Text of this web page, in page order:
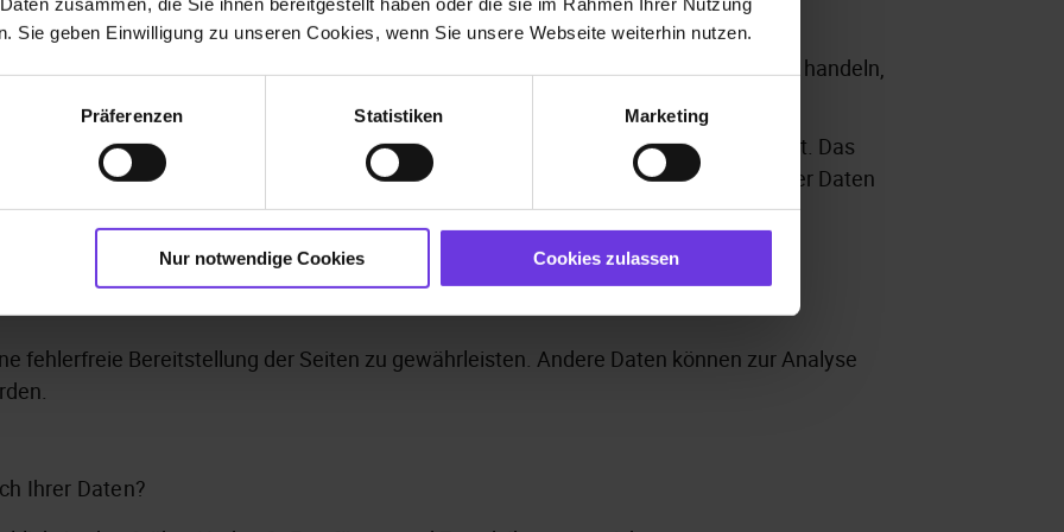
Sie geben Einwilligung zu unseren Cookies, wenn Sie unsere Webseite weiterhin nutzen.
Präferenzen Statistiken Marketing
Nur notwendige Cookies Cookies zulassen
dass Sie uns diese mitteilen. Hierbei kann es sich beispielsweise um Daten handeln,
nach Ihrer Einwilligung beim Besuch der Netzseite durch unsere IT-Systeme erfasst. Das
Betriebssystem oder Uhrzeit des Seitenaufrufs). Die Erfassung dieser Daten
aufrufen.
fehlerfreie Bereitstellung der Seiten zu gewährleisten. Andere Daten können zur Analyse
Ihrer Daten?